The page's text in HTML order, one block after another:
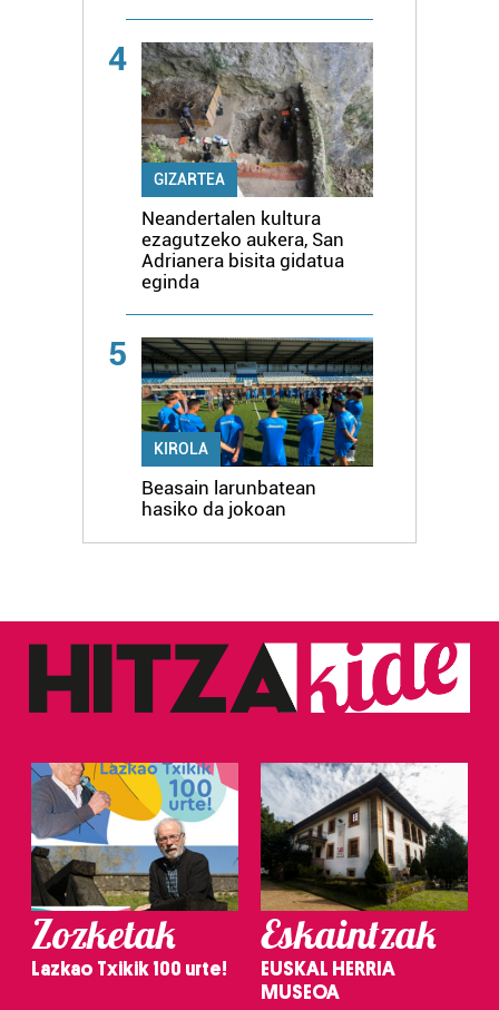
4
GIZARTEA
Neandertalen kultura
ezagutzeko aukera, San
Adrianera bisita gidatua
eginda
5
KIROLA
Beasain larunbatean
hasiko da jokoan
Zozketak
Lazkao Txikik 100 urte!
Eskaintzak
EUSKAL HERRIA
MUSEOA